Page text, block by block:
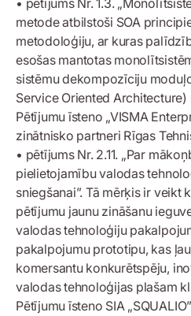
• pētījums Nr. 1.3.
metode atbilstoši SOA
metodoloģiju, ar kuras
esošas mantotas
sistēmu dekompozīciju
Service Oriented
Pētījumu īsteno „VISMA
zinātnisko partneri Rīgas
• pētījums Nr. 2.11. „Par
pielietojamību valodas
sniegšanai”. Tā mērķis ir veikt
pētījumu jaunu zināšanu
valodas tehnoloģiju
pakalpojumu prototipu, kas
komersantu konkurētspēju,
valodas tehnoloģijas plašam
Pētījumu īsteno SIA